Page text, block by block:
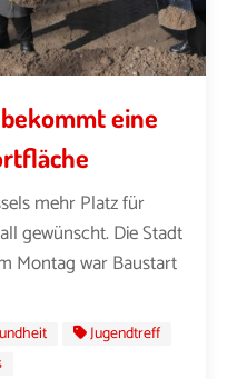
eine
mehr Platz für
gewünscht. Die Stadt
Montag war Baustart
Jugendtreff